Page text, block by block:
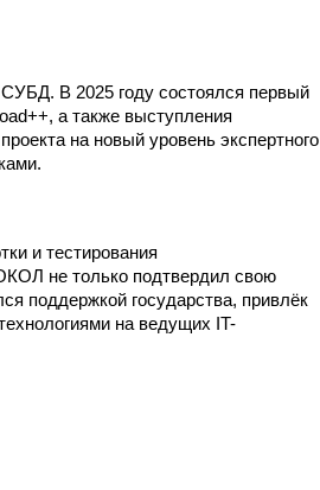
В 2025 году состоялся первый
а также выступления
на новый уровень экспертного
и тестирования
не только подтвердил свою
поддержкой государства, привлёк
на ведущих IT-